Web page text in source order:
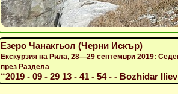
Езеро Чанакгьол (Черни Искър)
Екскурзия на Рила, 28—29 септември 2019:
през Раздела
“2019 - 09 - 29 13 - 41 - 54 - - Bozhidar